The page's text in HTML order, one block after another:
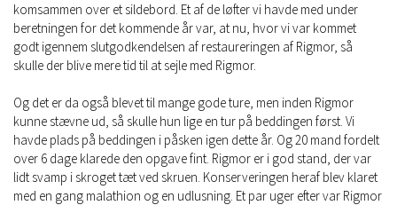
komsammen over et sildebord. Et af de løfter vi havde med under
beretningen for det kommende år var, at nu, hvor vi var kommet
godt igennem slutgodkendelsen af restaureringen af Rigmor, så
skulle der blive mere tid til at sejle med Rigmor.
Og det er da også blevet til mange gode ture, men inden Rigmor
kunne stævne ud, så skulle hun lige en tur på beddingen først. Vi
havde plads på beddingen i påsken igen dette år. Og 20 mand fordelt
over 6 dage klarede den opgave fint. Rigmor er i god stand, der var
lidt svamp i skroget tæt ved skruen. Konserveringen heraf blev klaret
med en gang malathion og en udlusning. Et par uger efter var Rigmor